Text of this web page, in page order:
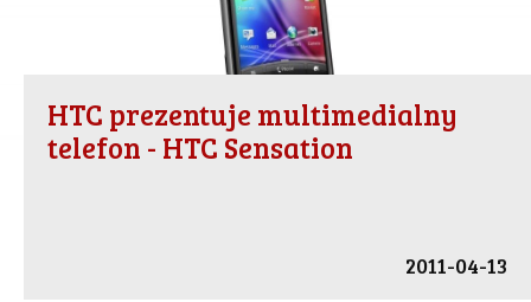
HTC prezentuje multimedialny
telefon - HTC Sensation
2011-04-13